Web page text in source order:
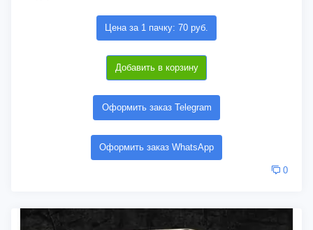
Цена за 1 пачку: 70 руб.
Добавить в корзину
Оформить заказ Telegram
Оформить заказ WhatsApp
0